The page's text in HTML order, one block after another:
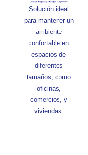
Solución ideal
para mantener un
ambiente
confortable en
espacios de
diferentes
tamaños, como
oficinas,
comercios, y
viviendas.